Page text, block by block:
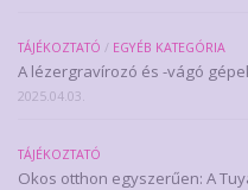
TÁJÉKOZTATÓ / EGYÉB KATEGÓRIA
A lézergravírozó és -vágó
2025.04.03.
TÁJÉKOZTATÓ
Okos otthon egyszerűen: A